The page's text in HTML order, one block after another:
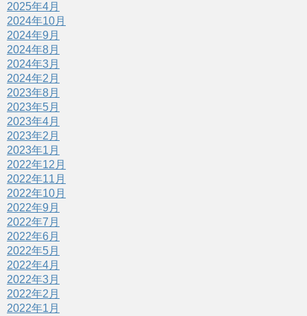
2025年4月
2024年10月
2024年9月
2024年8月
2024年3月
2024年2月
2023年8月
2023年5月
2023年4月
2023年2月
2023年1月
2022年12月
2022年11月
2022年10月
2022年9月
2022年7月
2022年6月
2022年5月
2022年4月
2022年3月
2022年2月
2022年1月